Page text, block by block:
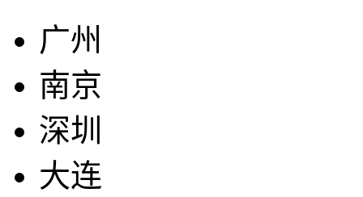
广州
南京
深圳
大连